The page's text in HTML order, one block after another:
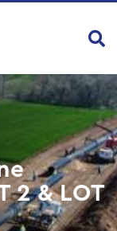
2 & LOT